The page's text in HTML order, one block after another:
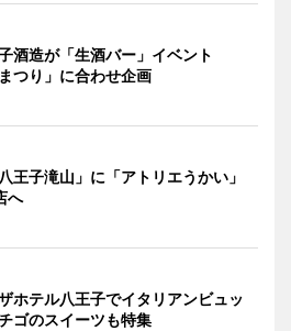
酒造が「生酒バー」イベント
つり」に合わせ企画
王子滝山」に「アトリエうかい」
へ
ホテル八王子でイタリアンビュッ
ゴのスイーツも特集